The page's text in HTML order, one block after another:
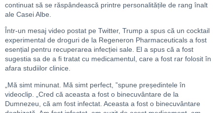
continuat să se răspândească printre personalitățile de rang înalt
ale Casei Albe.
Într-un mesaj video postat pe Twitter, Trump a spus că un cocktail
experimental de droguri de la Regeneron Pharmaceuticals a fost
esențial pentru recuperarea infecției sale. El a spus că a fost
sugestia sa de a fi tratat cu medicamentul, care a fost rar folosit în
afara studiilor clinice.
„Mă simt minunat. Mă simt perfect, ”spune președintele în
videoclip. „Cred că aceasta a fost o binecuvântare de la
Dumnezeu, că am fost infectat. Aceasta a fost o binecuvântare